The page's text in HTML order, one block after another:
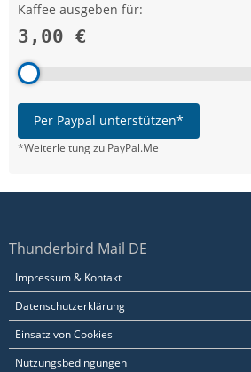
Kaffee ausgeben für:
3,00 €
Per Paypal unterstützen*
*Weiterleitung zu PayPal.Me
Thunderbird Mail DE
Impressum & Kontakt
Datenschutzerklärung
Einsatz von Cookies
Nutzungsbedingungen